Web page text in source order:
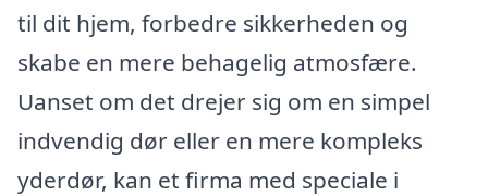
til dit hjem, forbedre sikkerheden og
skabe en mere behagelig atmosfære.
Uanset om det drejer sig om en simpel
indvendig dør eller en mere kompleks
yderdør, kan et firma med speciale i